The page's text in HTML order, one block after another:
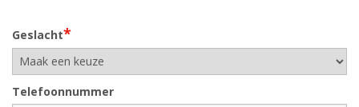
Geslacht*
Telefoonnummer